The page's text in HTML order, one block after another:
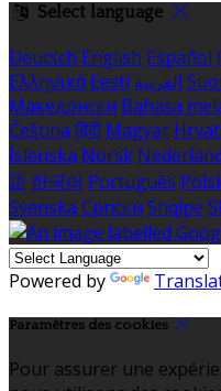
Select language
Deutsch English Español
Ελληνικά Eesti العربية
Македонски Bahasa
Čeština हिंदी Magyar
Íslenska Norsk
語 한국어 Português
Svenska Српски Shqipe
Powered by
Paramètres des cookies
Pour assurer une